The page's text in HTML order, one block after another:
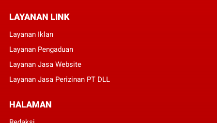
LAYANAN LINK
Layanan Iklan
Layanan Pengaduan
Layanan Jasa Website
Layanan Jasa Perizinan PT DLL
HALAMAN